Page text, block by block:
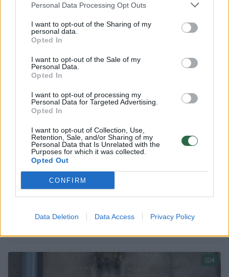
Personal Data Processing Opt Outs
I want to opt-out of the Sharing of my
personal data.
Opted In
I want to opt-out of the Sale of my
Personal Data.
Opted In
I want to opt-out of processing my
Personal Data for Targeted Advertising.
Opted In
I want to opt-out of Collection, Use,
Retention, Sale, and/or Sharing of my
Personal Data that Is Unrelated with the
Purposes for which it was collected.
Opted Out
CONFIRM
Data Deletion Data Access Privacy Policy
Laidos 2025-11-13
Skundų dėl diskriminacijos sulaukusi
amžiaus apribojimų
4